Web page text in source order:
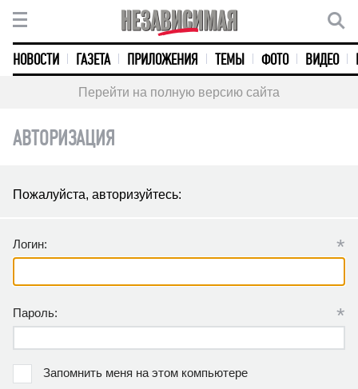
НОВОСТИ ГАЗЕТА ПРИЛОЖЕНИЯ ТЕМЫ ФОТО ВИДЕО
Перейти на полную версию сайта
АВТОРИЗАЦИЯ
Пожалуйста, авторизуйтесь:
Логин: *
Пароль: *
Запомнить меня на этом компьютере